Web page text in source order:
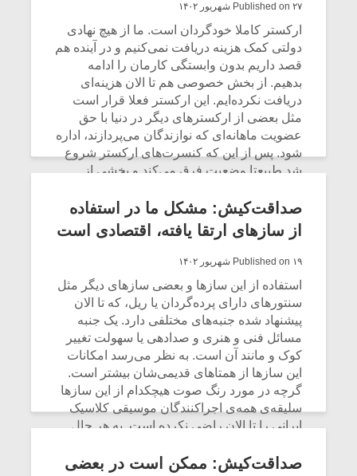
Published on ۲۷ شهریور ۱۴۰۲
ارکستر کاملا خودگردان است. ما از هیچ نهادی
دولتی کمک هزینه دریافت نمی‌کنیم و در آینده هم
قصد داریم بدون وابستگی کارمان را ادامه
بدهیم. از بخش خصوصی هم تا الان هزینه‌ای
دریافت نکرده‌ایم. این ارکستر فعلا قرار است
مثل بعضی از ارکسترهای دیگر در دنیا با حق
عضویت ماهانه‌ای که نوازندگان می‌پردازند، اداره
شود. پس از این که کنسرت‌های ارکستر شروع
شد طبیعتا وضعیت فرق می‌کند و بخشی از
ذخیره می‌‎شود. یا ممکن است در جریان اجراها
بتوانیم حامی مالی برای کارهای ارکستر پیدا
کنیم و بخشی از هزینه‌های آینده را از این راه
تامین کنیم. این رویکرد به ارکستر کمک می‌کند
که بتواند تا حد ممکن استقلال هنری و اجرایی
خودش را حفظ بکند.
CONTINUE READING
صداقت‌کیش: مشکل ما در استفاده
از سازهای ارتقا یافته، اقتصادی است
Published on ۱۹ شهریور ۱۴۰۲
استفاده از این سازها و بعضی سازهای دیگر مثل
سنتورهای دارای پرده‌گردان یا ریل، که تا الان
پیشنهاد شده جنبه‌های مختلفی دارد. یک جنبه
مسائل فنی و هنری و صدادهی یا سهولت تغییر
کوک و مانند آن است. به نظر می‌رسد امکانات
این سازها از همتاهای قدیمی‌شان بیشتر است.
گرچه در مورد رنگ صوت هیچکدام از این سازها
سلیقه‌ی همه‌ی اجراکنندگان موسیقی کلاسیک
ایرانی را تا الان راضی نکرده است. به هر حال
نمی‌بینم برای استفاده از آنها.
صداقت‌کیش: ممکن است در بعضی